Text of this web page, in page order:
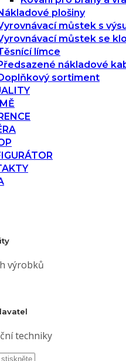
plošiny
můstek s
můstek se
límce
nákladové
sortiment
výrobků
techniky